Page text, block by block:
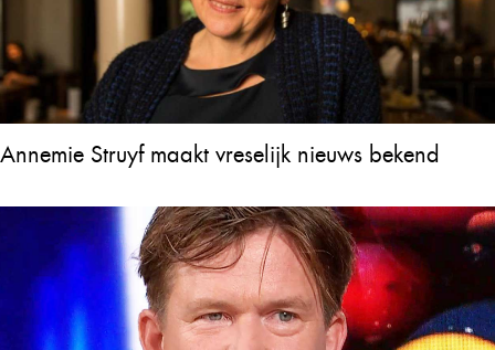
Annemie Struyf maakt vreselijk nieuws bekend